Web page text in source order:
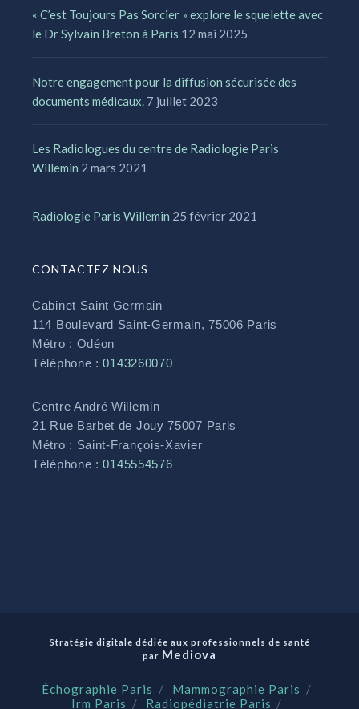
« C’est Toujours Pas Sorcier » explore le squelette avec
le Dr Sylvain Breton à Paris 12 mai 2025
Notre engagement pour la diffusion sécurisée des
documents médicaux. 7 juillet 2023
Les Radiologues du centre de Radiologie Paris
Willemin 2 mars 2021
Radiologie Paris Willemin 25 février 2021
CONTACTEZ NOUS
Cabinet Saint Germain
114 Boulevard Saint-Germain, 75006 Paris
Métro : Odéon
Téléphone :0143260070
Centre André Willemin
21 Rue Barbet de Jouy 75007 Paris
Métro : Saint-François-Xavier
Téléphone :0145554576
Stratégie digitale dédiée aux professionnels de santé
par Mediova
Échographie Paris
Mammographie Paris
Irm Paris
Radiopédiatrie Paris